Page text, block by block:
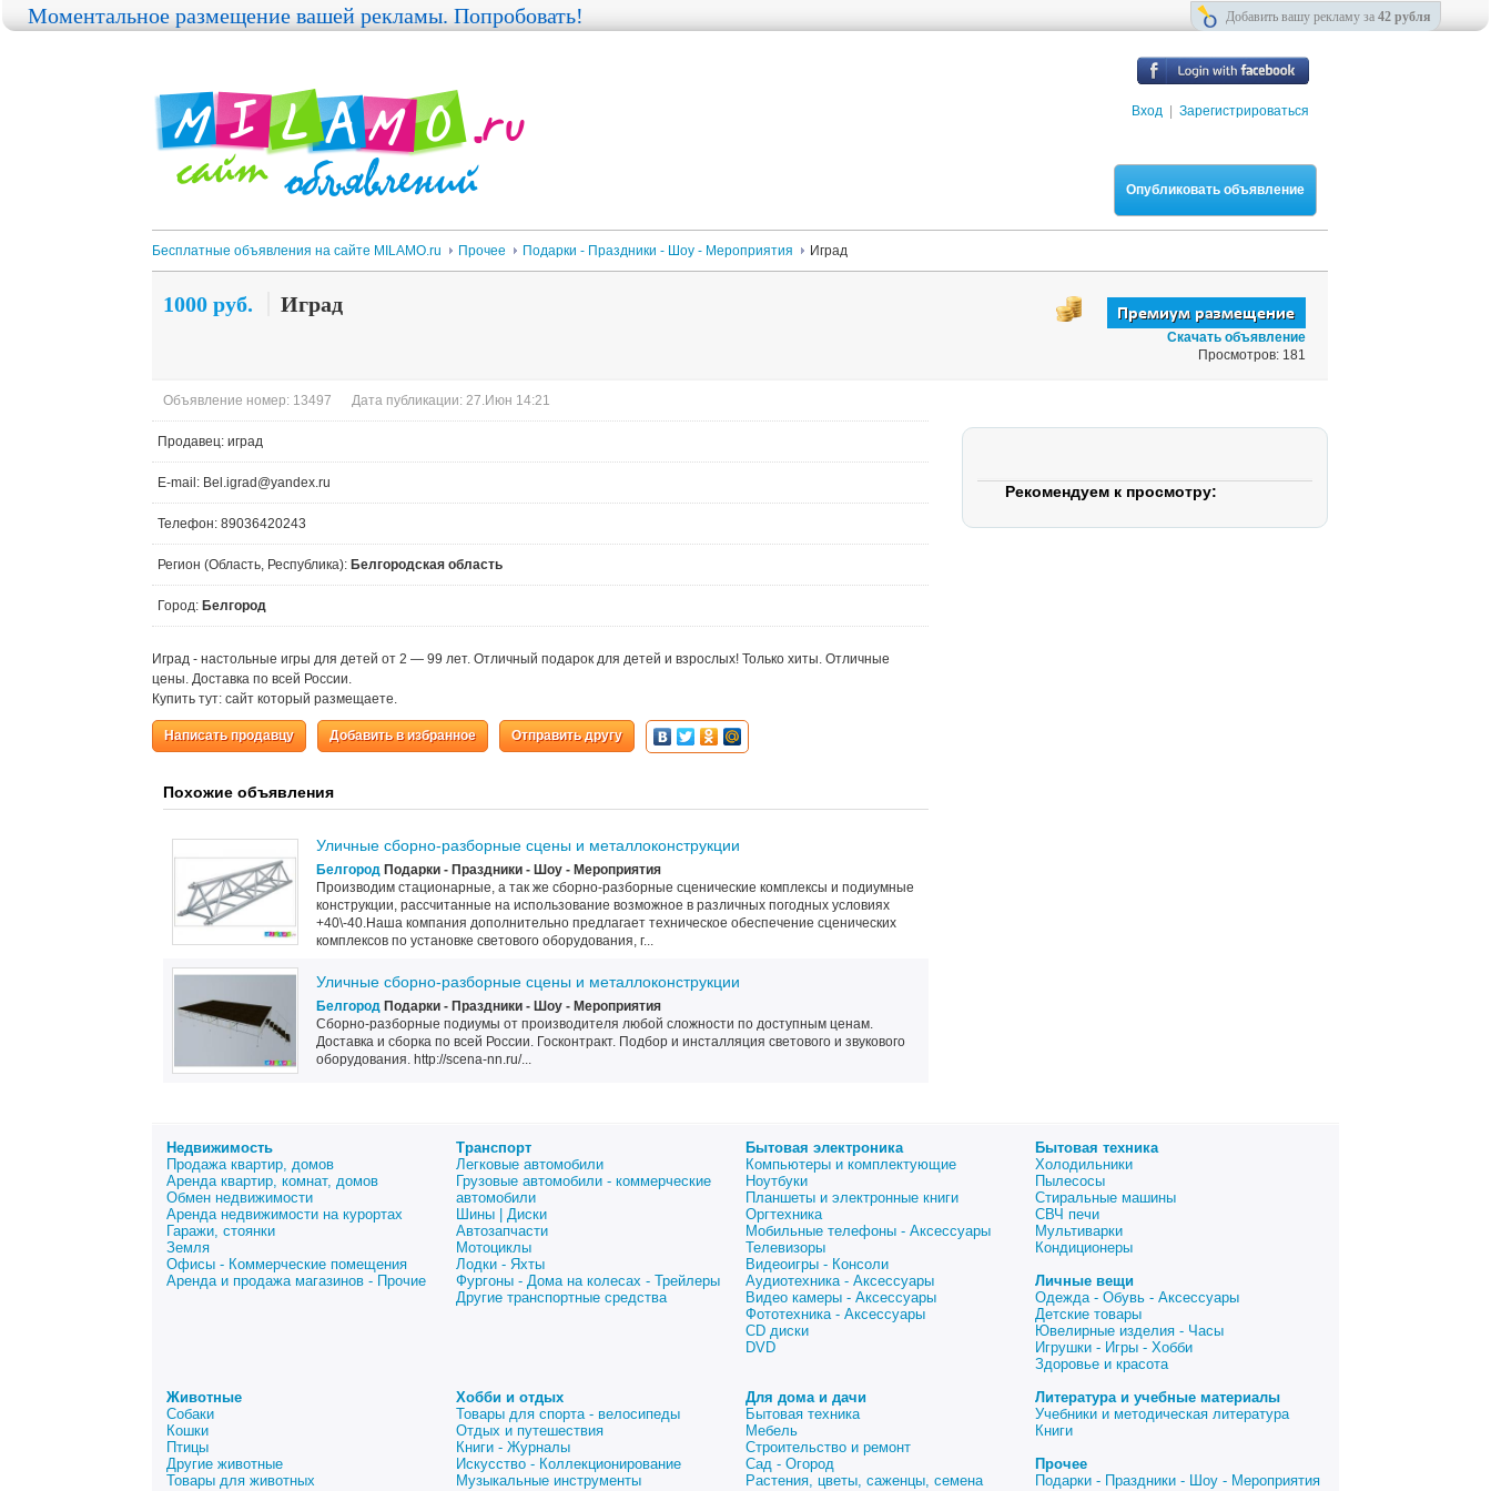
Вход Зарегистрироваться
Опубликовать объявление
Бесплатные объявления на сайте MILAMO.ru Прочее Подарки - Праздники - Шоу - Мероприятия Иград
1000 руб. Иград
Скачать объявление
Просмотров: 181
Объявление номер: 13497 Дата публикации: 27.Июн 14:21
Продавец: иград
E-mail: Bel.igrad@yandex.ru
Телефон: 89036420243
Регион (Область, Республика): Белгородская область
Город: Белгород
Иград - настольные игры для детей от 2 — 99 лет. Отличный подарок для детей и взрослых! Только хиты. Отличные
цены. Доставка по всей России.
Купить тут: сайт который размещаете.
Написать продавцу Добавить в избранное Отправить другу
Похожие объявления
Уличные сборно-разборные сцены и металлоконструкции
Белгород Подарки - Праздники - Шоу - Мероприятия
Производим стационарные, а так же сборно-разборные сценические комплексы и подиумные
конструкции, рассчитанные на использование возможное в различных погодных условиях
+40\-40.Наша компания дополнительно предлагает техническое обеспечение сценических
комплексов по установке светового оборудования, г...
Уличные сборно-разборные сцены и металлоконструкции
Белгород Подарки - Праздники - Шоу - Мероприятия
Сборно-разборные подиумы от производителя любой сложности по доступным ценам.
Доставка и сборка по всей России. Госконтракт. Подбор и инсталляция светового и звукового
оборудования. http://scena-nn.ru/...
Моментальное размещение вашей рекламы. Попробовать! Добавить вашу рекламу за 42 рубля
Рекомендуем к просмотру:
Недвижимость
Продажа квартир, домов
Аренда квартир, комнат, домов
Обмен недвижимости
Аренда недвижимости на курортах
Гаражи, стоянки
Земля
Офисы - Коммерческие помещения
Аренда и продажа магазинов - Прочие
Транспорт
Легковые автомобили
Грузовые автомобили - коммерческие
автомобили
Шины | Диски
Автозапчасти
Мотоциклы
Лодки - Яхты
Фургоны - Дома на колесах - Трейлеры
Другие транспортные средства
Бытовая электроника
Компьютеры и комплектующие
Ноутбуки
Планшеты и электронные книги
Оргтехника
Мобильные телефоны - Аксессуары
Телевизоры
Видеоигры - Консоли
Аудиотехника - Аксессуары
Видео камеры - Аксессуары
Фототехника - Аксессуары
CD диски
DVD
Бытовая техника
Холодильники
Пылесосы
Стиральные машины
СВЧ печи
Мультиварки
Кондиционеры
Личные вещи
Одежда - Обувь - Аксессуары
Детские товары
Ювелирные изделия - Часы
Игрушки - Игры - Хобби
Здоровье и красота
Животные
Собаки
Кошки
Птицы
Другие животные
Товары для животных
Хобби и отдых
Товары для спорта - велосипеды
Отдых и путешествия
Книги - Журналы
Искусство - Коллекционирование
Музыкальные инструменты
Для дома и дачи
Бытовая техника
Мебель
Строительство и ремонт
Сад - Огород
Растения, цветы, саженцы, семена
Литература и учебные материалы
Учебники и методическая литература
Книги
Прочее
Подарки - Праздники - Шоу - Мероприятия